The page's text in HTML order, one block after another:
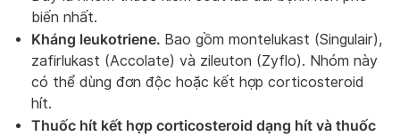
biến nhất.
Kháng leukotriene. Bao gồm montelukast (Singulair),
zafirlukast (Accolate) và zileuton (Zyflo). Nhóm này
có thể dùng đơn độc hoặc kết hợp corticosteroid
hít.
Thuốc hít kết hợp corticosteroid dạng hít và thuốc